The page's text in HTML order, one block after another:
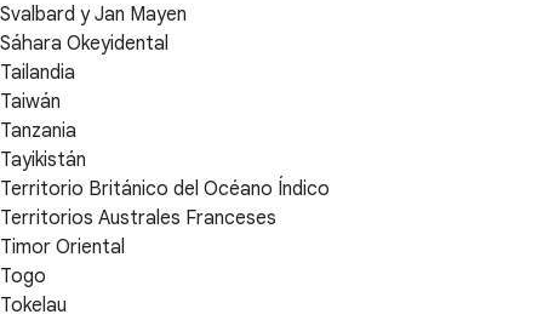
Svalbard y Jan Mayen
Sáhara Okeyidental
Tailandia
Taiwán
Tanzania
Tayikistán
Territorio Británico del Océano Índico
Territorios Australes Franceses
Timor Oriental
Togo
Tokelau